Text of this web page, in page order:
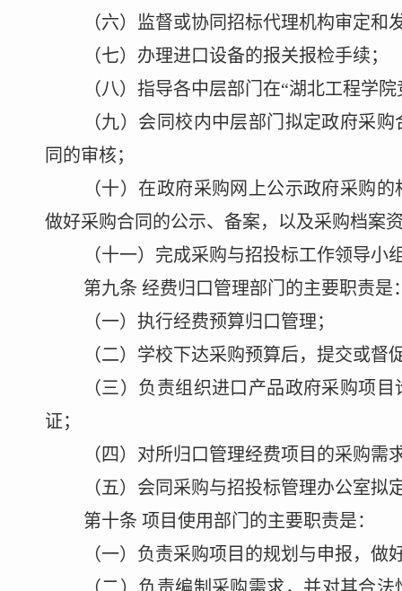
（六）监督或协同招标代理机构审定和
（七）办理进口设备的报关报检手续；
（八）指导各中层部门在“湖北工程学
（九）会同校内中层部门拟定政府采
同的审核；
（十）在政府采购网上公示政府采购
做好采购合同的公示、备案，以及采购档案
（十一）完成采购与招投标工作领导小
第九条 经费归口管理部门的主要职责是
（一）执行经费预算归口管理；
（二）学校下达采购预算后，提交或
（三）负责组织进口产品政府采购项
证；
（四）对所归口管理经费项目 的采购需
（五）会同 采购与招投标管理办公室拟
第十条 项目使用部门的主要职责是：
（一）负责采购项目的规划与申报，